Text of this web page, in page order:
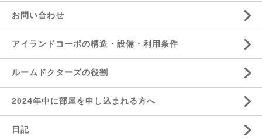
お問い合わせ
アイランドコーポの構造・設備・利用条件
ルームドクターズの役割
2024年中に部屋を申し込まれる方へ
日記